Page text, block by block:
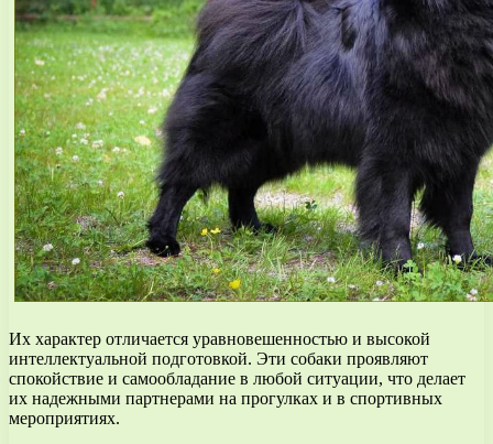
Их характер отличается уравновешенностью и высокой
интеллектуальной подготовкой. Эти собаки проявляют
спокойствие и самообладание в любой ситуации, что делает
их надежными партнерами на прогулках и в спортивных
мероприятиях.